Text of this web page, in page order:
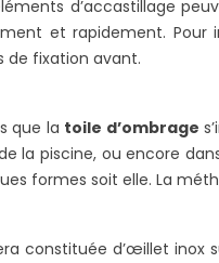
d’accastillage
et rapidement. Pour
de fixation avant.
que la toile d’ombrage
la piscine, ou encore
formes soit elle. La
constituée d’œillet